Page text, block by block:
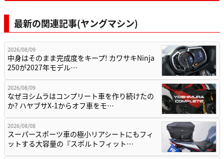
最新の関連記事(ヤングマシン)
2026/08/09
中身はそのまま完成度をキープ! カワサキNinja
250が2027年モデル…
2026/08/09
なぜヨシムラはコンプリート車を作り続けたの
か? ハヤブサX-1からオフ車をモ…
2026/08/08
スーパースポーツ車の極小リアシートにもフィ
ットする大容量の『スポルトフィット…